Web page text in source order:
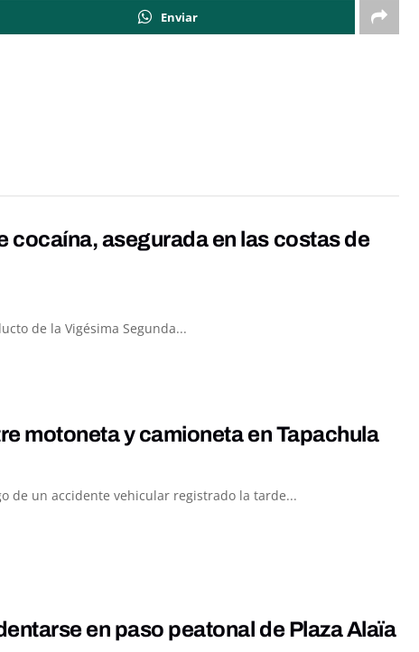
Enviar
cocaína, asegurada en las costas de
de la Vigésima Segunda...
motoneta y camioneta en Tapachula
de un accidente vehicular registrado la tarde...
en paso peatonal de Plaza Alaïa